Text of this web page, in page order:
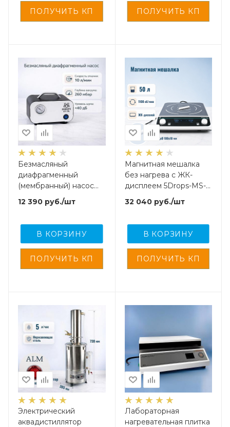
Безмасляный
диафрагменный
(мембранный) насос
5drops-VP-10, 10 л/мин
12 390 руб./шт
В КОРЗИНУ
Магнитная мешалка
без нагрева c ЖК-
дисплеем 5Drops-MS-
50 на 50 литров
32 040руб./шт
В КОРЗИНУ
Электрический
аквадистиллятор
Лабораторная
нагревательная плитка